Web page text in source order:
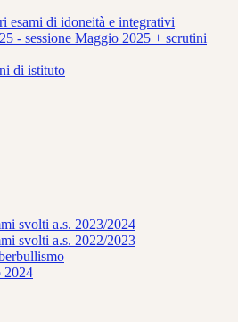
esami di idoneità e integrativi
- sessione Maggio 2025 + scrutini
di istituto
svolti a.s. 2023/2024
svolti a.s. 2022/2023
2024